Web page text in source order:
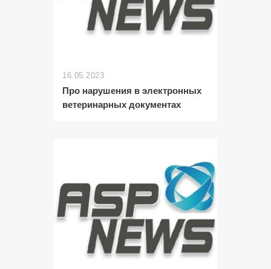
16.05.2023
Про нарушения в электронных
ветеринарных документах